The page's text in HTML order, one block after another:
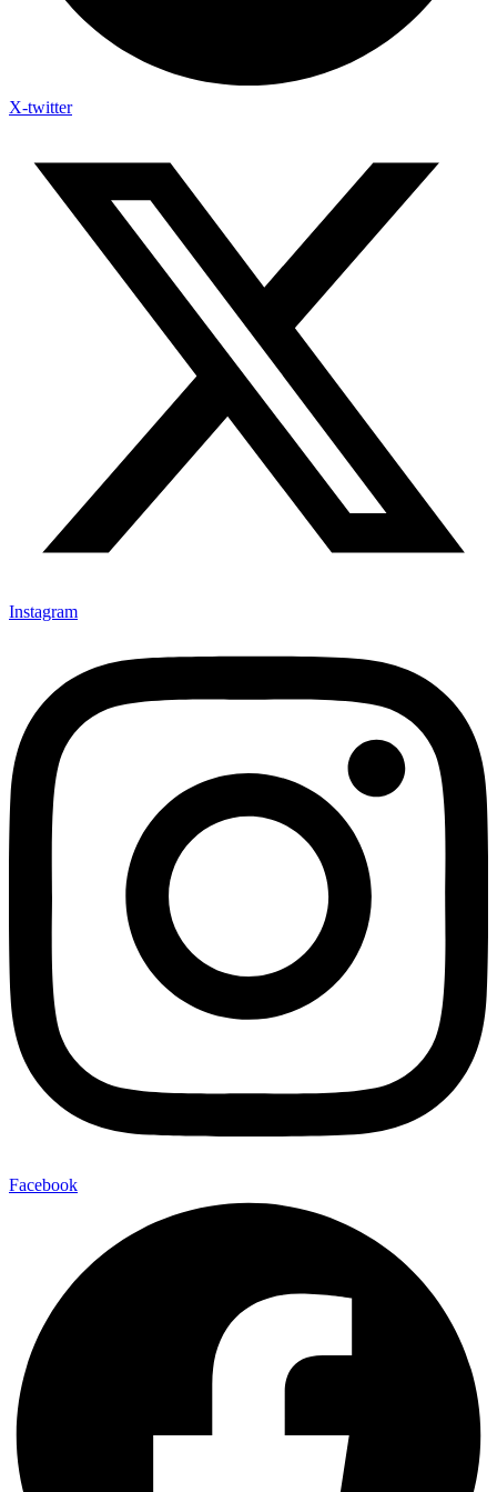
X-twitter
Instagram
Facebook